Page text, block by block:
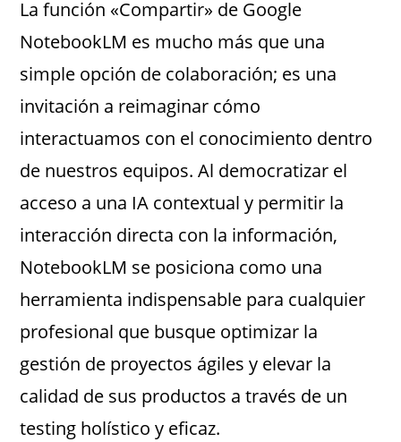
La función «Compartir» de Google
NotebookLM es mucho más que una
simple opción de colaboración; es una
invitación a reimaginar cómo
interactuamos con el conocimiento dentro
de nuestros equipos. Al democratizar el
acceso a una IA contextual y permitir la
interacción directa con la información,
NotebookLM se posiciona como una
herramienta indispensable para cualquier
profesional que busque optimizar la
gestión de proyectos ágiles y elevar la
calidad de sus productos a través de un
testing holístico y eficaz.